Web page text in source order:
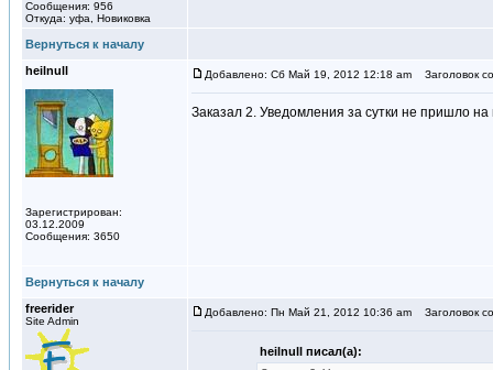
Сообщения: 956
Откуда: уфа, Новиковка
Вернуться к началу
heilnull
Зарегистрирован:
03.12.2009
Сообщения: 3650
Добавлено: Сб Май 19, 2012 12:18 am Заголовок
Заказал 2. Уведомления за сутки не пришло
Вернуться к началу
freerider
Site Admin
Добавлено: Пн Май 21, 2012 10:36 am Заголовок
heilnull писал(а):